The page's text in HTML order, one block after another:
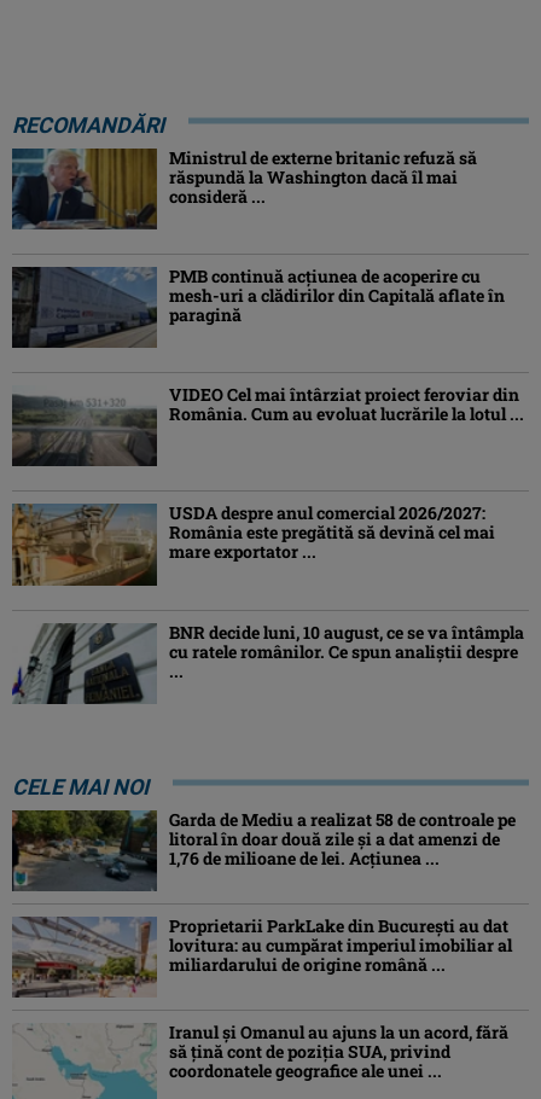
RECOMANDĂRI
Ministrul de externe britanic refuză să
răspundă la Washington dacă îl mai
consideră ...
PMB continuă acțiunea de acoperire cu
mesh-uri a clădirilor din Capitală aflate în
paragină
VIDEO Cel mai întârziat proiect feroviar din
România. Cum au evoluat lucrările la lotul ...
USDA despre anul comercial 2026/2027:
România este pregătită să devină cel mai
mare exportator ...
BNR decide luni, 10 august, ce se va întâmpla
cu ratele românilor. Ce spun analiștii despre
...
CELE MAI NOI
Garda de Mediu a realizat 58 de controale pe
litoral în doar două zile și a dat amenzi de
1,76 de milioane de lei. Acțiunea ...
Proprietarii ParkLake din București au dat
lovitura: au cumpărat imperiul imobiliar al
miliardarului de origine română ...
Iranul și Omanul au ajuns la un acord, fără
să țină cont de poziția SUA, privind
coordonatele geografice ale unei ...